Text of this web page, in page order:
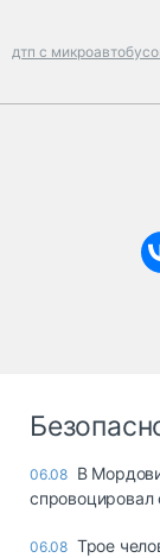
дтп с
06.08 В
06.08 Трое